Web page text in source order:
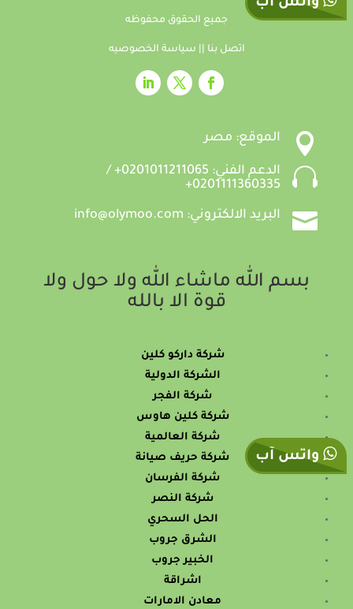
جميع الحقوق محفوظه
اتصل بنا سياسة الخصوصيه
 الموقع: مصر

الدعم الفني: 0201011211065+ /
0201111360335+
 البريد الالكتروني: info@olymoo.com
واتس آب
واتس آب
بسم الله ماشاء الله ولا حول ولا
قوة الا بالله
شركة داركو كلين
الشركة الدولية
شركة الفجر
شركة كلين هاوس
شركة العالمية
شركة حريف صيانة
شركة الفرسان
شركة النصر
الحل السحري
الشرق جروب
الخبير جروب
اشراقة
معادن الامارات